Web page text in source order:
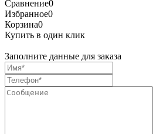
Сравнение0
Избранное0
Корзина0
Купить в один клик
Заполните данные для заказа